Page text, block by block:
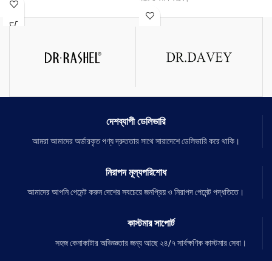
রোদে পোড়া দাগ/কালো দূর করে।
কোন পার্শ্ব প্রতিক্রিয়া নাই।
দেশব্যাপী ডেলিভারি
আমরা আমাদের অর্ডারকৃত পণ্য দ্রুততার সাথে সারাদেশে ডেলিভারি করে থাকি।
নিরাপদ মূল্যপরিশোধ
আমাদের আপনি পেমেন্ট করুন দেশের সবচেয়ে জনপ্রিয় ও নিরাপদ পেমেন্ট পদ্ধতিতে।
কাস্টমার সাপোর্ট
সহজ কেনাকাটার অভিজ্ঞতার জন্য আছে ২৪/৭ সার্বক্ষণিক কাস্টমার সেবা।